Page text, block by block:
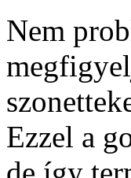
Nem
Ezzel a